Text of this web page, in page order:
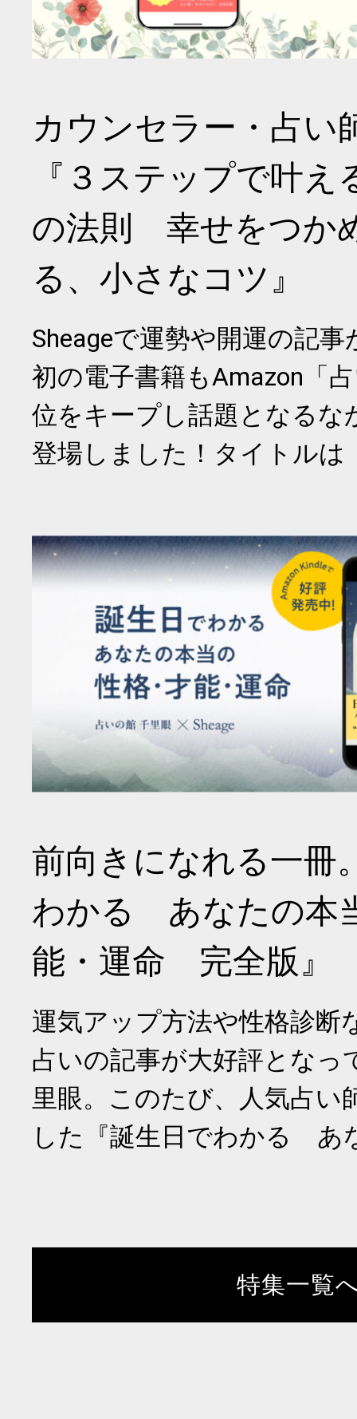
カウンセラー・占い
『３ステップで叶
の法則 幸せをつか
る、小さなコツ』
Sheageで運勢や開運の記
初の電子書籍もAmazon「
位をキープし話題となるな
登場しました！タイトルは
前向きになれる一冊
わかる あなたの本
能・運命 完全版』
運気アップ方法や性格診断
占いの記事が大好評となっ
里眼。このたび、人気占い
した『誕生日でわかる あ
特集一覧